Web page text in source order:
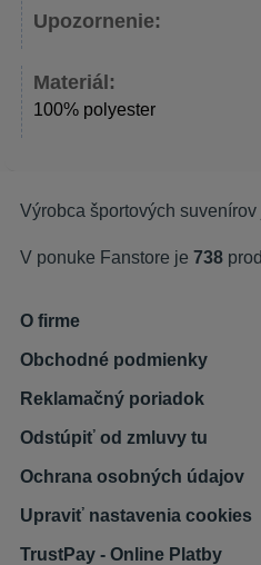
Upozornenie:
Materiál:
100% polyester
Výrobca športových suvenírov
V ponuke Fanstore je 738
O firme
Obchodné podmienky
Reklamačný poriadok
Odstúpiť od zmluvy tu
Ochrana osobných údajov
Upraviť nastavenia cookies
TrustPay - Online Platby